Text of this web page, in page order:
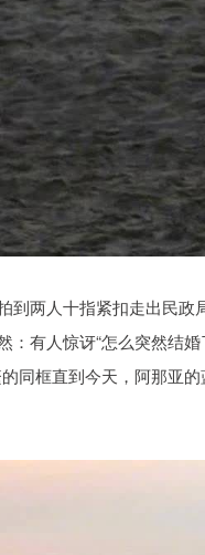
两人十指紧扣走出民政
有人惊讶“怎么突然结
同框直到今天，阿那亚